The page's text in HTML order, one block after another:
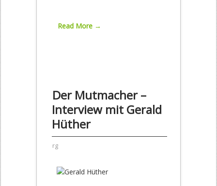
Read More →
Der Mutmacher –
Interview mit Gerald
Hüther
rg